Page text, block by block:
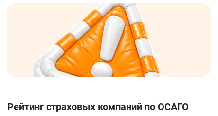
Рейтинг страховых компаний по ОСАГО